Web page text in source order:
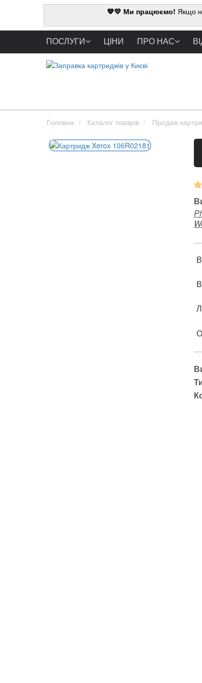
💙💛 Ми працюємо! Якщо
ПОСЛУГИ ЦІНИ ПРО НАС
Головна Каталог товарів Продаж